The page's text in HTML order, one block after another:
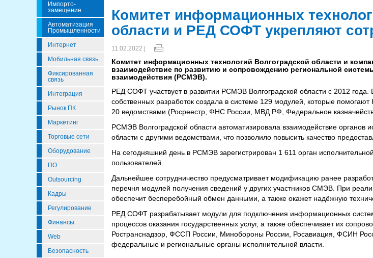
Импорто­
Замещение
Автоматизация
Промышленности
Интернет
Мобильная связь
Фиксированная
связь
Интеграция
Рынок ПК
Маркетинг
Торговые сети
Оборудование
ПО
Outsourcing
Кадры
Регулирование
Финансы
Web
Безопасность
Комитет информационных
области и РЕД СОФТ укрепляют
11.02.2022 |
Комитет информационных технологий Волгоградской области и
взаимодействие по развитию и сопровождению региональной
взаимодействия (РСМЭВ).
РЕД СОФТ участвует в развитии РСМЭВ Волгоградской области с 2012 года.
собственных разработок создала в системе 129 модулей, которые
20 ведомствами (Росреестр, ФНС России, МВД РФ, Федеральное
РСМЭВ Волгоградской области автоматизировала взаимодействие органов
области с другими ведомствами, что позволило повысить качество
На сегодняшний день в РСМЭВ зарегистрирован 1 611 орган
пользователей.
Дальнейшее сотрудничество предусматривает модификацию ранее
перечня модулей получения сведений у других участников СМЭВ. При
обеспечит бесперебойный обмен данными, а также окажет надёжную
РЕД СОФТ разрабатывает модули для подключения информационных
процессов оказания государственных услуг, а также обеспечивает их
Ространснадзор, ФССП России, Минобороны России, Росавиация, ФСИН
федеральные и региональные органы исполнительной власти.